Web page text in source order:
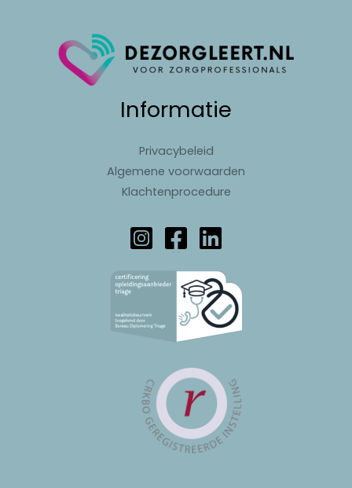
Informatie
Privacybeleid
Algemene voorwaarden
Klachtenprocedure